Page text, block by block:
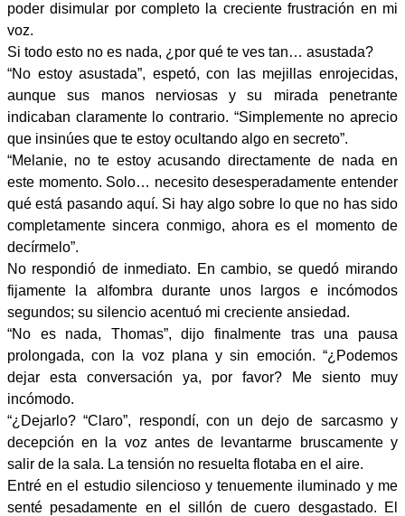
poder disimular por completo la creciente frustración en mi
voz.
Si todo esto no es nada, ¿por qué te ves tan… asustada?
“No estoy asustada”, espetó, con las mejillas enrojecidas,
aunque sus manos nerviosas y su mirada penetrante
indicaban claramente lo contrario. “Simplemente no aprecio
que insinúes que te estoy ocultando algo en secreto”.
“Melanie, no te estoy acusando directamente de nada en
este momento. Solo… necesito desesperadamente entender
qué está pasando aquí. Si hay algo sobre lo que no has sido
completamente sincera conmigo, ahora es el momento de
decírmelo”.
No respondió de inmediato. En cambio, se quedó mirando
fijamente la alfombra durante unos largos e incómodos
segundos; su silencio acentuó mi creciente ansiedad.
“No es nada, Thomas”, dijo finalmente tras una pausa
prolongada, con la voz plana y sin emoción. “¿Podemos
dejar esta conversación ya, por favor? Me siento muy
incómodo.
“¿Dejarlo? “Claro”, respondí, con un dejo de sarcasmo y
decepción en la voz antes de levantarme bruscamente y
salir de la sala. La tensión no resuelta flotaba en el aire.
Entré en el estudio silencioso y tenuemente iluminado y me
senté pesadamente en el sillón de cuero desgastado. El